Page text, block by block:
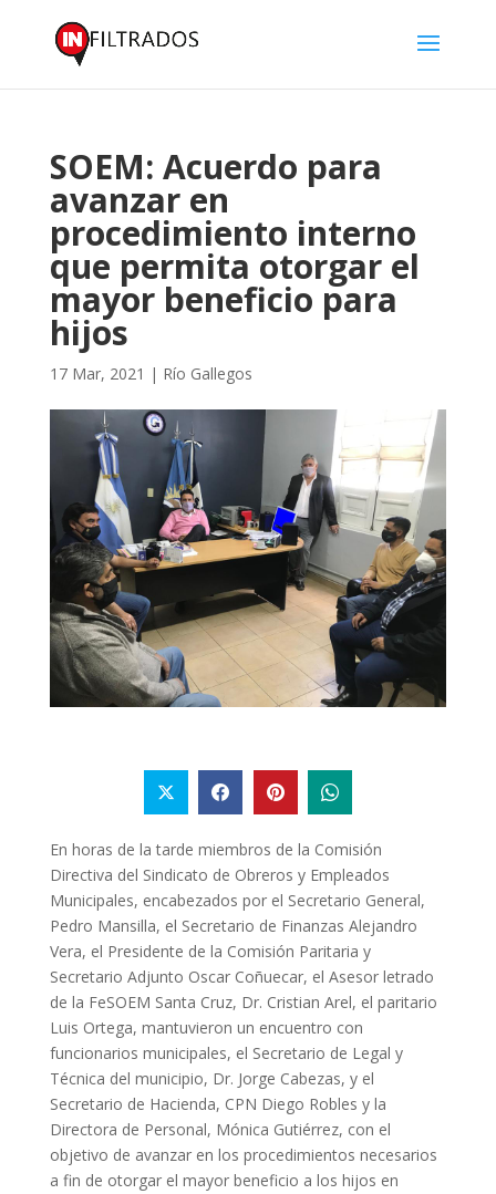
SOEM: Acuerdo para
avanzar en
procedimiento interno
que permita otorgar el
mayor beneficio para
hijos
17 Mar, 2021 | Río Gallegos
En horas de la tarde miembros de la Comisión
Directiva del Sindicato de Obreros y Empleados
Municipales, encabezados por el Secretario General,
Pedro Mansilla, el Secretario de Finanzas Alejandro
Vera, el Presidente de la Comisión Paritaria y
Secretario Adjunto Oscar Coñuecar, el Asesor letrado
de la FeSOEM Santa Cruz, Dr. Cristian Arel, el paritario
Luis Ortega, mantuvieron un encuentro con
funcionarios municipales, el Secretario de Legal y
Técnica del municipio, Dr. Jorge Cabezas, y el
Secretario de Hacienda, CPN Diego Robles y la
Directora de Personal, Mónica Gutiérrez, con el
objetivo de avanzar en los procedimientos necesarios
a fin de otorgar el mayor beneficio a los hijos en